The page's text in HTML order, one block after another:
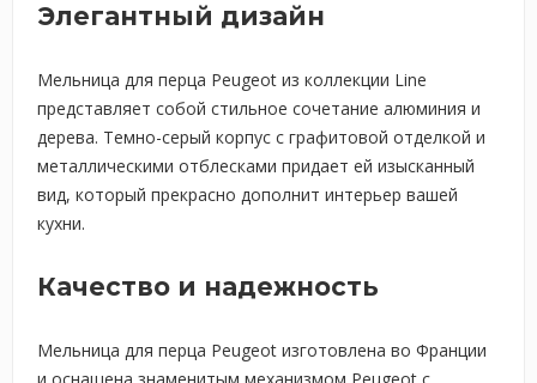
Элегантный дизайн
Мельница для перца Peugeot из коллекции Line
представляет собой стильное сочетание алюминия и
дерева. Темно-серый корпус с графитовой отделкой и
металлическими отблесками придает ей изысканный
вид, который прекрасно дополнит интерьер вашей
кухни.
Качество и надежность
Мельница для перца Peugeot изготовлена во Франции